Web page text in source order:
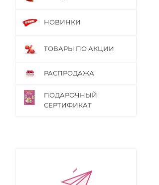
НОВИНКИ
ТОВАРЫ ПО АКЦИИ
РАСПРОДАЖА
ПОДАРОЧНЫЙ
СЕРТИФИКАТ